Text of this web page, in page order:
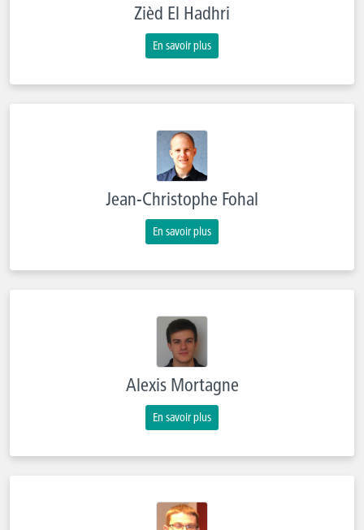
Zièd El Hadhri
En savoir plus
Jean-Christophe Fohal
En savoir plus
Alexis Mortagne
En savoir plus